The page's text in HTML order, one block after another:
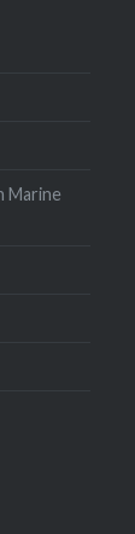
Marine